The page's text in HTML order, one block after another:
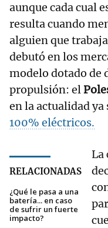
aunque cada cual
resulta cuando
alguien que
debutó en los
modelo dotado de
propulsión: el
en la actualidad
100% eléctricos.
RELACIONADAS
¿Qué le pasa a una
batería... en caso
de sufrir un fuerte
impacto?
La